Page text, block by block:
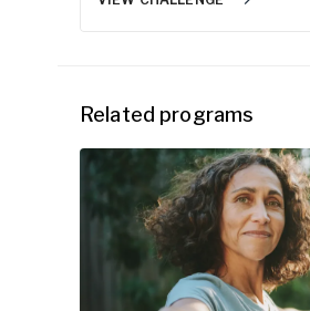
Related programs